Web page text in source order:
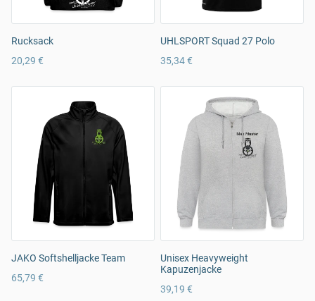
Rucksack
20,29 €
UHLSPORT Squad 27 Polo
35,34 €
JAKO Softshelljacke Team
65,79 €
Unisex Heavyweight
Kapuzenjacke
39,19 €